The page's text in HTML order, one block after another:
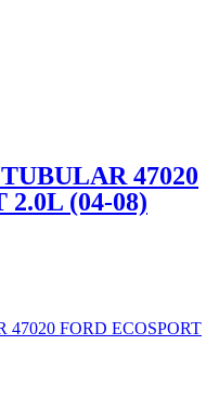
47020
2.0L (04-08)
FORD ECOSPORT